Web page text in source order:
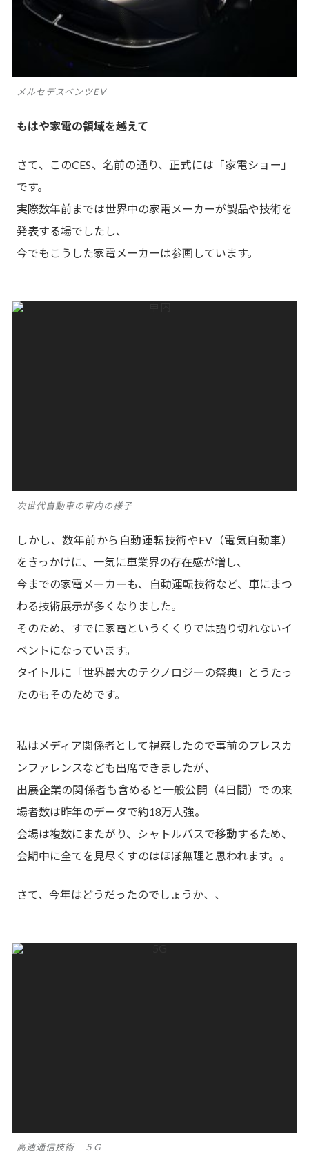
メルセデスベンツEV
もはや家電の領域を越えて
さて、このCES、名前の通り、正式には「家電ショー」
です。
実際数年前までは世界中の家電メーカーが製品や技術を
発表する場でしたし、
今でもこうした家電メーカーは参画しています。
次世代自動車の車内の様子
しかし、数年前から自動運転技術やEV（電気自動車）
をきっかけに、一気に車業界の存在感が増し、
今までの家電メーカーも、自動運転技術など、車にまつ
わる技術展示が多くなりました。
そのため、すでに家電というくくりでは語り切れないイ
ベントになっています。
タイトルに「世界最大のテクノロジーの祭典」とうたっ
たのもそのためです。
私はメディア関係者として視察したので事前のプレスカ
ンファレンスなども出席できましたが、
出展企業の関係者も含めると一般公開（4日間）での来
場者数は昨年のデータで約18万人強。
会場は複数にまたがり、シャトルバスで移動するため、
会期中に全てを見尽くすのはほぼ無理と思われます。。
さて、今年はどうだったのでしょうか、、
高速通信技術 ５G